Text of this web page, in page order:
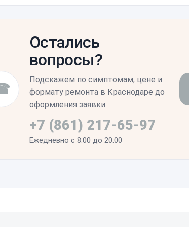
держит заряд и не перегревается
в плату все показатели
Остались
вопросы?
Подскажем по симптомам, цене и
формату ремонта в Краснодаре до
оформления заявки.
+7 (861) 217-65-97
Ежедневно с 8:00 до 20:00